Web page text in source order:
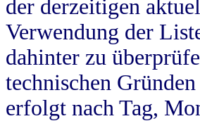
der derzeitigen
Verwendung der
dahinter zu
technischen
erfolgt nach Tag,